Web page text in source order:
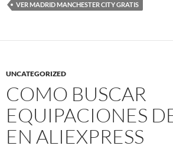
VER MADRID MANCHESTER CITY GRATIS
UNCATEGORIZED
COMO BUSCAR
EQUIPACIONES
EN ALIEXPRESS